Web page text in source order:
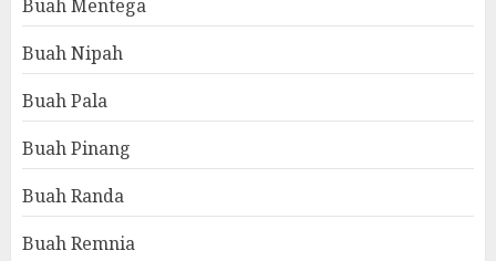
Buah Mentega
Buah Nipah
Buah Pala
Buah Pinang
Buah Randa
Buah Remnia